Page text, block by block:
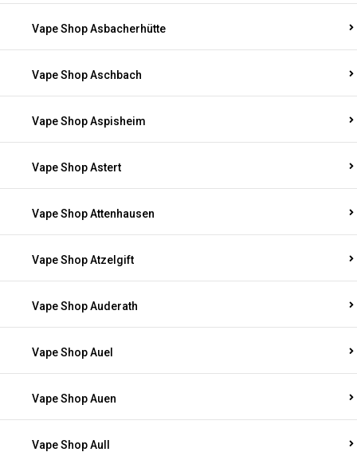
Vape Shop Asbacherhütte
Vape Shop Aschbach
Vape Shop Aspisheim
Vape Shop Astert
Vape Shop Attenhausen
Vape Shop Atzelgift
Vape Shop Auderath
Vape Shop Auel
Vape Shop Auen
Vape Shop Aull